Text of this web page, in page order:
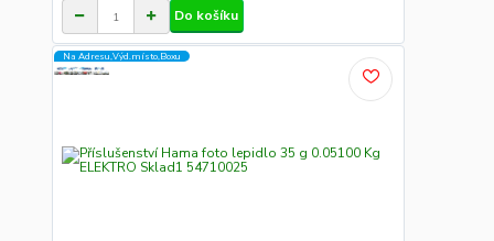
Do košíku
Na Adresu,Výd.místo,Boxu